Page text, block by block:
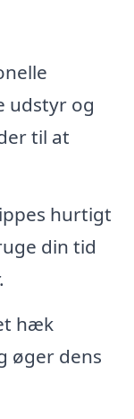
udstyr og
til at
hurtigt
din tid
hæk
øger dens